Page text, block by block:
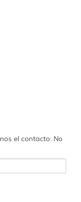
el contacto. No